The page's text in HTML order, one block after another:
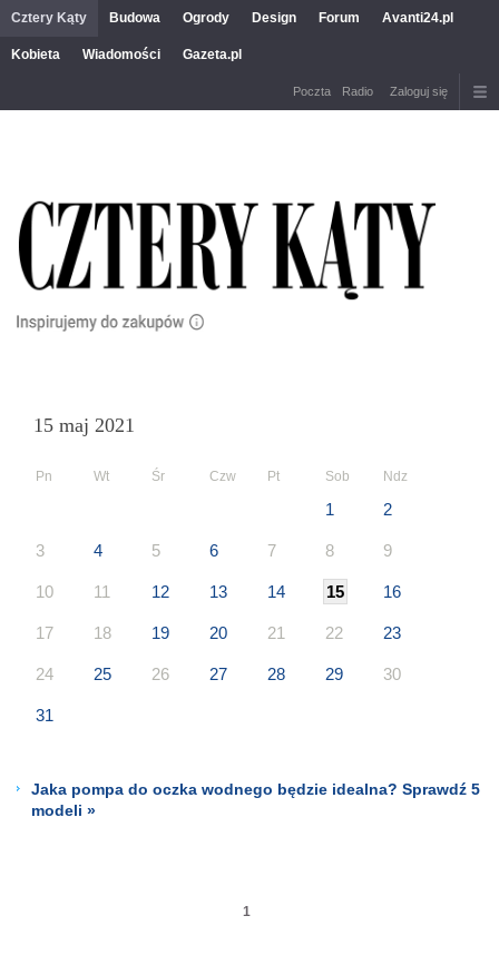
Cztery Kąty Budowa Ogrody Design Forum Avanti24.pl
Kobieta Wiadomości Gazeta.pl
Poczta Radio Zaloguj się
15 maj 2021
Pn Wt Śr Czw Pt Sob Ndz
1 2
3 4 5 6 7 8 9
10 11 12 13 14 15 16
17 18 19 20 21 22 23
24 25 26 27 28 29 30
31
Jaka pompa do oczka wodnego będzie idealna? Sprawdź 5
modeli »
1